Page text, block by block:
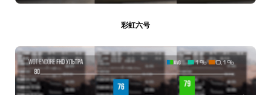
彩虹六号